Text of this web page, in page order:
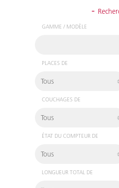
-
GAMME / MODÈLE
PLACES DE
COUCHAGES DE
ÉTAT DU COMPTEUR DE
LONGUEUR TOTAL DE